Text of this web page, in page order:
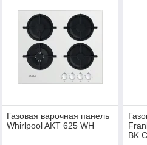
Газовая варочная панель
Whirlpool AKT 625 WH
BK